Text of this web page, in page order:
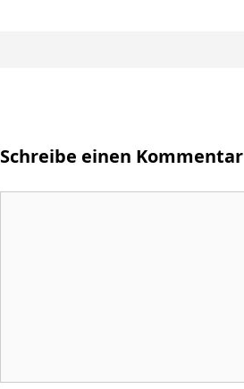
Schreibe einen Kommentar